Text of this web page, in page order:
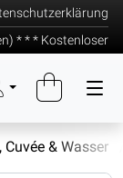
* Kostenloser
Cuvée & Wasser